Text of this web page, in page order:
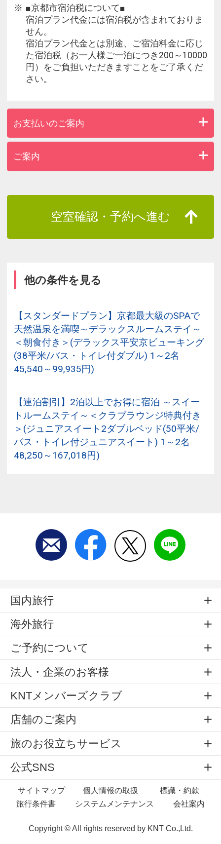
■京都市宿泊税について■
宿泊プラン代金には宿泊税が含まれておりま
せん。
宿泊プラン代金とは別途、ご宿泊料金に応じ
た宿泊税（お一人様ご一泊につき200～10000
円）をご負担いただきますことをご了承くだ
さい。
お支払いのご案内
ご案内
空室確認・予約へ進む
他の条件を見る
【スタンダードプラン】京都最大級のSPAで
天然温泉を満喫～デラックスルームステイ～
＜朝食付き＞(デラックス平安京ビューキング
(38平米/バス・トイレ付ダブル) 1～2名
45,540～99,935円)
【連泊割引】2泊以上でお得に宿泊 ～スイー
トルームステイ～＜クラブラウンジ特典付き
＞(ジュニアスイート2ダブルベッド(50平米/
バス・トイレ付ジュニアスイート) 1～2名
48,250～167,018円)
国内旅行
海外旅行
ご予約について
法人・企業のお客様
KNTメンバーズクラブ
店舗のご案内
旅のお役立ちサービス
公式SNS
サイトマップ 個人情報の取扱
標識・約款
旅行条件書
システムメンテナンス 会社案内
Copyright © All rights reserved by KNT Co.,Ltd.